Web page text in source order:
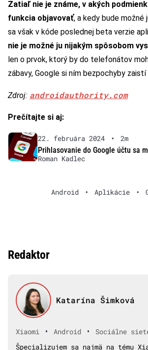
Zatiaľ nie je známe, v akých
funkcia objavovať, a kedy bude možné
sa však v kóde poslednej beta verzie
nie je možné ju nijakým spôsobom
len o prvok, ktorý by do telefonátov
zábavy, Google si ním bezpochyby
Zdroj: androidauthority.com
Prečítajte si aj:
22. februára 2024 •
2m
Prihlasovanie do Google účtu sa
Roman Kadlec
Android • Aplikácie •
Redaktor
Katarína Šimková
Xiaomi • Android •
Sociálne
Špecializujem sa najmä na tému